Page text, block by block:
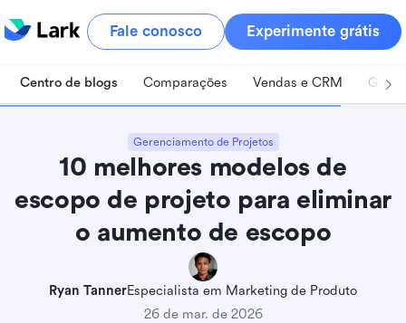
Fale conosco Experimente grátis
Centro de blogs Comparações Vendas e CRM
Gerenciamento de Projetos
10 melhores modelos de
escopo de projeto para eliminar
o aumento de escopo
Ryan TannerEspecialista em Marketing de Produto
26 de mar. de 2026